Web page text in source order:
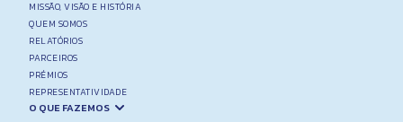
MISSÃO, VISÃO E HISTÓRIA
QUEM SOMOS
RELATÓRIOS
PARCEIROS
PRÉMIOS
REPRESENTATIVIDADE
O QUE FAZEMOS